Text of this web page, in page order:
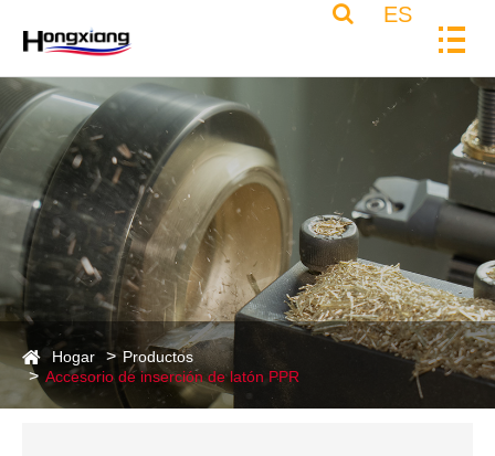
ES
Hogar
Productos
Accesorio de inserción de latón PPR